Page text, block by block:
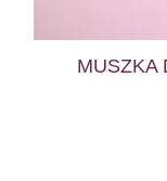
MUSZKA